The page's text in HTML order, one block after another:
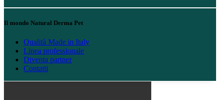
Il mondo Natural Derma Pet
Qualità Made in Italy
Linea professionale
Diventa partner
Contatti